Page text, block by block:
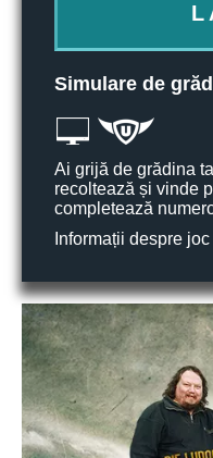
Simulare de
Ai grijă de grădina
recoltează și vinde
completează
Informații despre joc